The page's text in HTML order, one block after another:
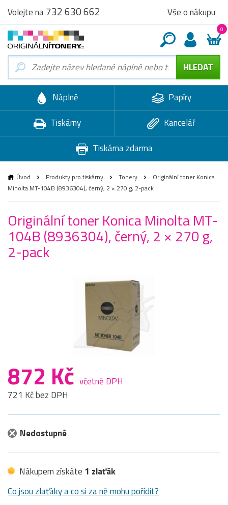
Volejte na732 630 662 Vše o nákupu
0
Náplně
Papíry
Tiskárny
Kancelář
Tiskárna zdarma
Úvod Produkty pro tiskárny Tonery
Originální toner Konica
Minolta MT-104B (8936304), černý, 2 × 270 g, 2-pack
Originální toner Konica Minolta MT-
104B (8936304), černý, 2 × 270 g,
2-pack
872 Kč včetně DPH
721 Kč bez DPH
Nedostupné
Nákupem získáte 1 zlaťák
Co jsou zlaťáky a co si za ně mohu pořídit?